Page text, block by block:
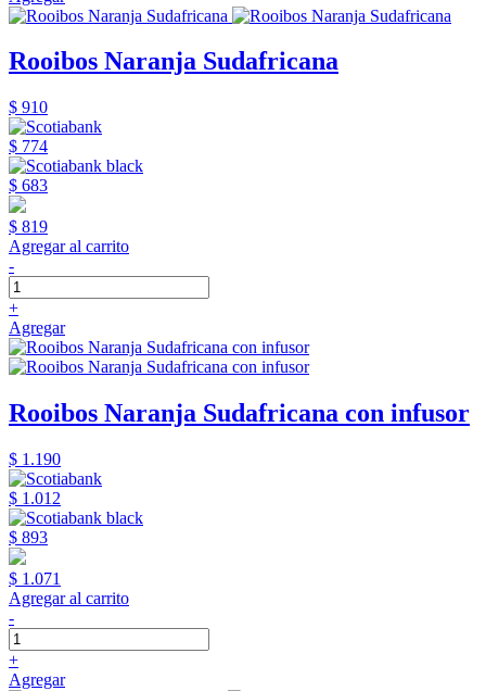
Rooibos Naranja Sudafricana
$ 910
$ 774
$ 683
$ 819
Agregar al carrito
-
+
Agregar
Rooibos Naranja Sudafricana con infusor
$ 1.190
$ 1.012
$ 893
$ 1.071
Agregar al carrito
-
+
Agregar